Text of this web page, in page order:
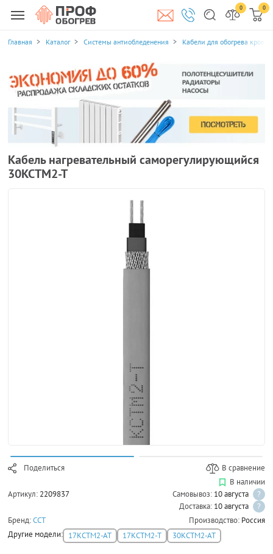
0 0
Главная Каталог Системы антиобледенения Кабели для обогрева
Кабель нагревательный саморегулирующийся
30КСТМ2-Т
Поделиться В сравнение
Артикул: 2209837
В наличии
Самовывоз: 10 августа
?
Доставка: 10 августа
?
Бренд:ССТ Производство: Россия
Другие модели: 17КСТМ2-АТ 17КСТМ2-Т 30КСТМ2-АТ